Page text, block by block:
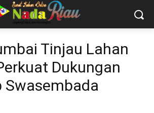
Tinjau Lahan
Dukungan
Swasembada